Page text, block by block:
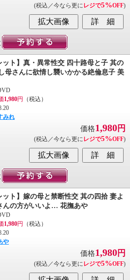
(税込／今なら更に レジで5%OFF)
ット】真・異常性交 四十路母と子 其の
母さんに欲情し襲いかかる絶倫息子 美
1,980円
（税込）
みれ
価格1,980円
(税込／今なら更に レジで5%OFF)
ット】嫁の母と禁断性交 其の四拾 妻よ
んの方がいいよ… 花撫あや
1,980円
（税込）
や
価格1,980円
(税込／今なら更に レジで5%OFF)